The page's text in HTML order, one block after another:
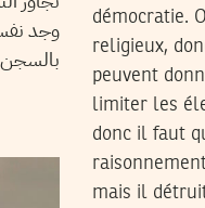
وجد
بالسجن ل ـ12 عاما بتهمة
démocratie.
religieux,
peuvent
limiter les
donc il faut
mais il